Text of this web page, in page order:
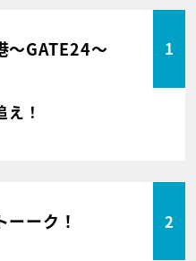
～GATE24～ 1
！
ーーク！ 2